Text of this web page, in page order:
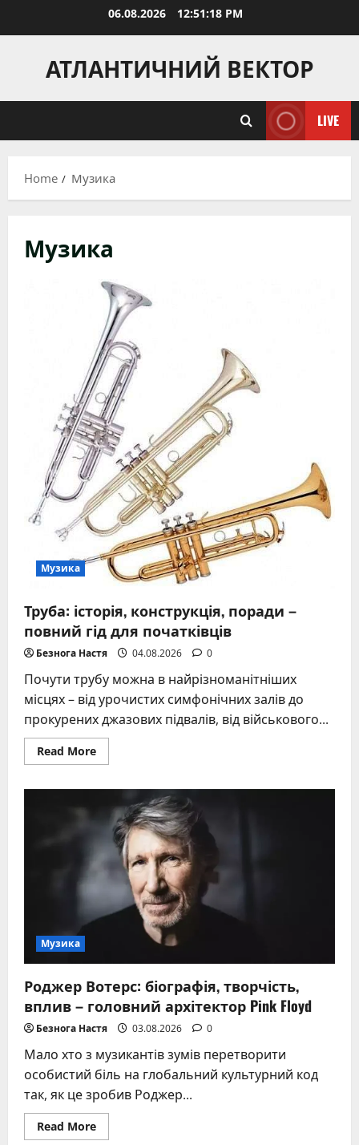
06.08.2026 12:51:20 PM
АТЛАНТИЧНИЙ ВЕКТОР
LIVE
Home Музика
Музика
Музика
Труба: історія, конструкція, поради –
повний гід для початківців
Безнога Настя 04.08.2026 0
Почути трубу можна в найрізноманітніших
місцях – від урочистих симфонічних залів до
прокурених джазових підвалів, від військового...
Read MoreRead
more
конструкція,
поради
повний
гід
для
початківців
Музика
Роджер Вотерс: біографія, творчість,
вплив – головний архітектор Pink Floyd
Безнога Настя 03.08.2026 0
Мало хто з музикантів зумів перетворити
особистий біль на глобальний культурний код
так, як це зробив Роджер...
Read MoreRead
more